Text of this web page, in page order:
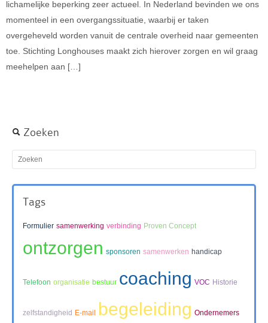
lichamelijke beperking zeer actueel. In Nederland bevinden we ons
momenteel in een overgangssituatie, waarbij er taken
overgeheveld worden vanuit de centrale overheid naar gemeenten
toe. Stichting Longhouses maakt zich hierover zorgen en wil graag
meehelpen aan […]
Zoeken
Tags
Formulier samenwerking verbinding Proven Concept
ontzorgen sponsoren samenwerken handicap
Telefoon organisatie bestuur coaching VOC Historie
zelfstandigheid E-mail begeleiding Ondernemers